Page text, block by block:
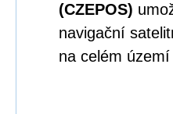
(CZEPOS)
navigační
na celém území